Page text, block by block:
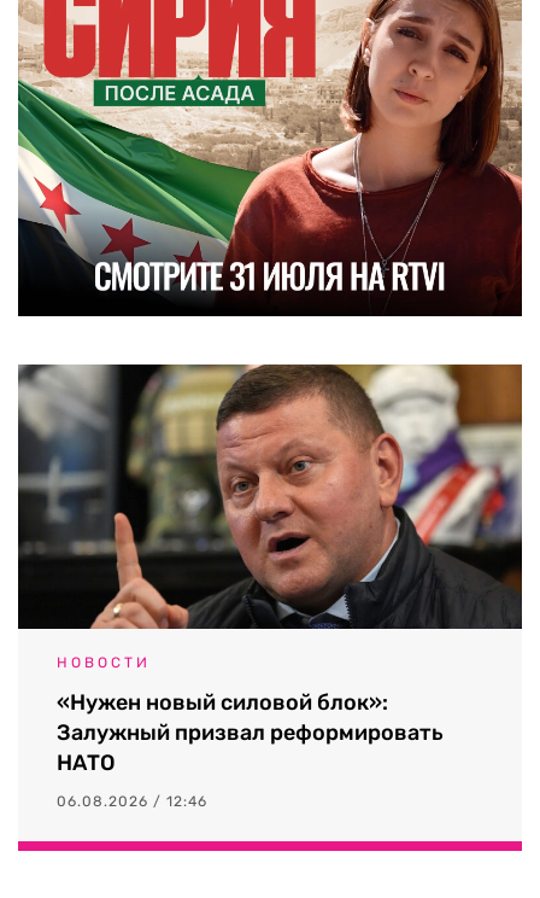
НОВОСТИ
«Нужен новый силовой блок»:
Залужный призвал реформировать
НАТО
06.08.2026 / 12:46